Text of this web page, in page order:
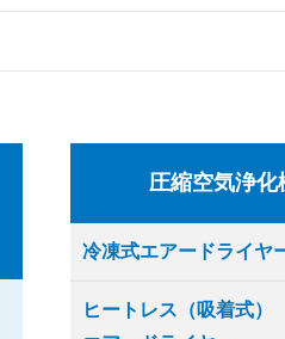
圧縮空気浄化
冷凍式エアードライヤ
ヒートレス（吸着式）